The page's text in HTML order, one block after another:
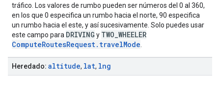
tráfico. Los valores de rumbo pueden ser números del 0 al 360,
en los que 0 especifica un rumbo hacia el norte, 90 especifica
un rumbo hacia el este, y así sucesivamente. Solo puedes usar
este campo para DRIVING y TWO_WHEELER
ComputeRoutesRequest.travelMode
Heredado: altitude, lat, lng